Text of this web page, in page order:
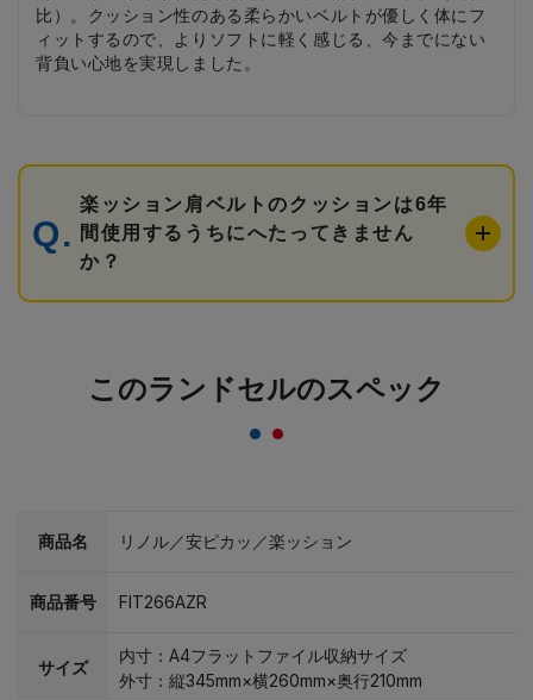
比）。クッション性のある柔らかいベルトが優しく体にフ
ィットするので、よりソフトに軽く感じる、今までにない
背負い心地を実現しました。
楽ッション肩ベルトのクッションは6年
間使用するうちにへたってきません
か？
このランドセルのスペック
商品名 リノル／安ピカッ／楽ッション
商品番号 FIT266AZR
サイズ
内寸：A4フラットファイル収納サイズ
外寸：縦345mm×横260mm×奥行210mm